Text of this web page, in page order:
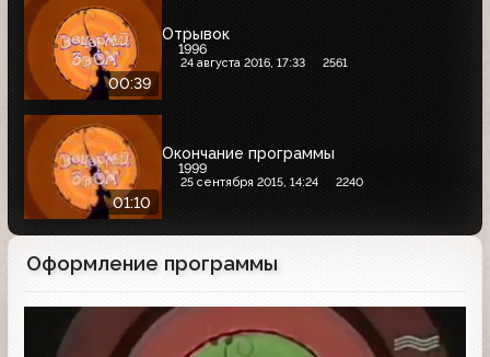
00:39
Отрывок
1996
24 августа 2016, 17:33 2561
01:10
Окончание программы
1999
25 сентября 2015, 14:24 2240
Оформление программы